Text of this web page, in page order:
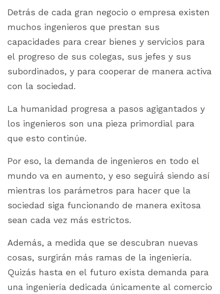
Detrás de cada gran negocio o empresa existen
muchos ingenieros que prestan sus
capacidades para crear bienes y servicios para
el progreso de sus colegas, sus jefes y sus
subordinados, y para cooperar de manera activa
con la sociedad.
La humanidad progresa a pasos agigantados y
los ingenieros son una pieza primordial para
que esto continúe.
Por eso, la demanda de ingenieros en todo el
mundo va en aumento, y eso seguirá siendo así
mientras los parámetros para hacer que la
sociedad siga funcionando de manera exitosa
sean cada vez más estrictos.
Además, a medida que se descubran nuevas
cosas, surgirán más ramas de la ingeniería.
Quizás hasta en el futuro exista demanda para
una ingeniería dedicada únicamente al comercio